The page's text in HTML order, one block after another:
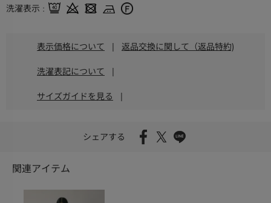
洗濯表示
表示価格について | 返品交換に関して（返品特約)
洗濯表記について |
サイズガイドを見る |
シェアする
関連アイテム